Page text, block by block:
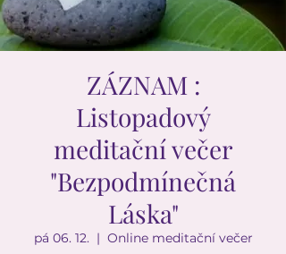
ZÁZNAM :
Listopadový
meditační večer
"Bezpodmínečná
Láska"
pá 06. 12.
  |
Online meditační večer